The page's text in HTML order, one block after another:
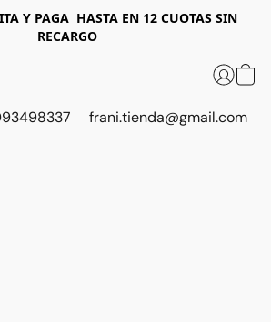
Y PAGA HASTA EN 12 CUOTAS SIN
RECARGO
frani.tienda@gmail.com